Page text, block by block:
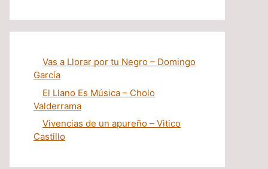
Vas a Llorar por tu Negro – Domingo
García
El Llano Es Música – Cholo
Valderrama
Vivencias de un apureño – Vitico
Castillo